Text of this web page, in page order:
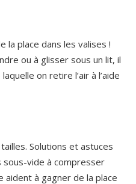
la place dans les valises !
ou à glisser sous un lit, il
on retire l’air à l’aide
Solutions et astuces
sous-vide à compresser
aident à gagner de la place